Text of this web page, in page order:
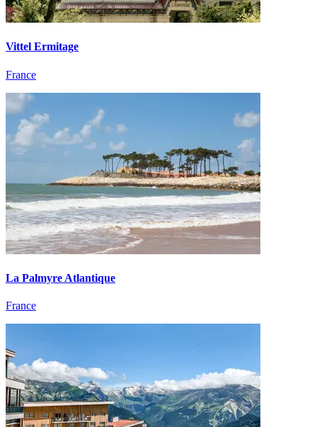
Vittel Ermitage
France
La Palmyre Atlantique
France